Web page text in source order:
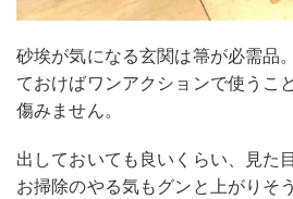
砂埃が気になる玄関は箒が必需品
ておけばワンアクションで使うこ
傷みません。
出しておいても良いくらい、見た
お掃除のやる気もグンと上がりそ